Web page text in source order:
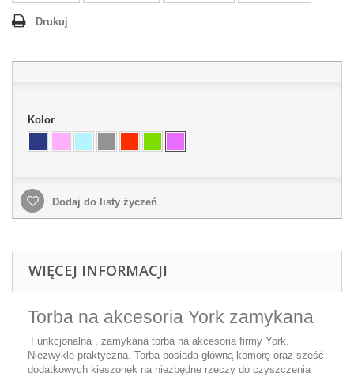
Drukuj
Kolor
Dodaj do listy życzeń
WIĘCEJ INFORMACJI
Torba na akcesoria York zamykana
Funkcjonalna , zamykana torba na akcesoria firmy York.
Niezwykle praktyczna. Torba posiada główną komorę oraz sześć
dodatkowych kieszonek na niezbędne rzeczy do czyszczenia